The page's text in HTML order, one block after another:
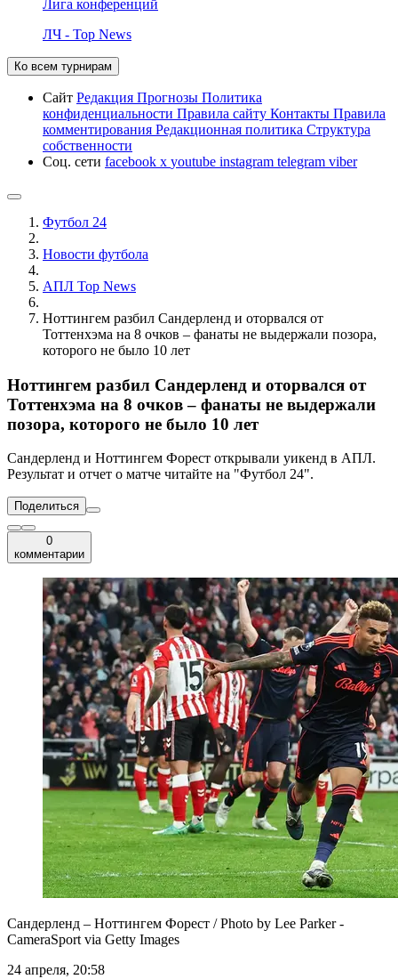
Лига конференций
ЛЧ - Top News
Ко всем турнирам
Сайт Редакция Прогнозы Политика
конфиденциальности Правила сайту Контакты Правила
комментирования Редакционная политика Структура
собственности
Соц. сети facebook x youtube instagram telegram viber
Футбол 24
Новости футбола
АПЛ Top News
Ноттингем разбил Сандерленд и оторвался от
Тоттенхэма на 8 очков – фанаты не выдержали позора,
которого не было 10 лет
Ноттингем разбил Сандерленд и оторвался от
Тоттенхэма на 8 очков – фанаты не выдержали
позора, которого не было 10 лет
Сандерленд и Ноттингем Форест открывали уикенд в АПЛ.
Результат и отчет о матче читайте на "Футбол 24".
Поделиться
0
комментарии
Сандерленд – Ноттингем Форест / Photo by Lee Parker -
CameraSport via Getty Images
24 апреля, 20:58